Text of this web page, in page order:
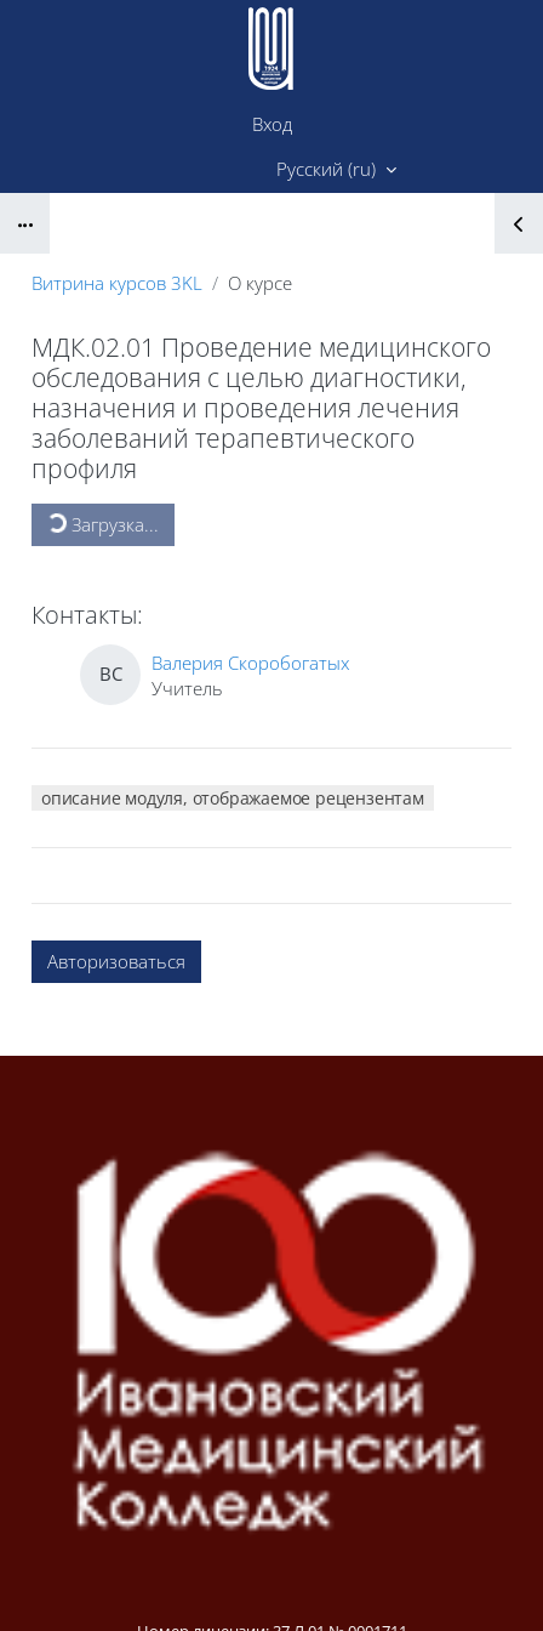
Перейти к основному содержанию
Вход
Русский ‎(ru)‎
Витрина курсов 3KL О курсе
МДК.02.01 Проведение медицинского
обследования с целью диагностики,
назначения и проведения лечения
заболеваний терапевтического
профиля
БлокиЗагрузка...
Контакты:
ВС
Валерия Скоробогатых
Учитель
описание модуля, отображаемое рецензентам
Авторизоваться